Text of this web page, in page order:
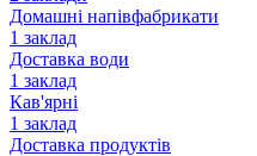
Домашні напівфабрикати
1 заклад
Доставка води
1 заклад
Кав'ярні
1 заклад
Доставка продуктів